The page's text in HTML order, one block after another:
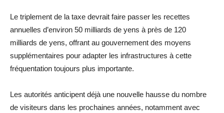
Le triplement de la taxe devrait faire passer les recettes
annuelles d’environ 50 milliards de yens à près de 120
milliards de yens, offrant au gouvernement des moyens
supplémentaires pour adapter les infrastructures à cette
fréquentation toujours plus importante.
Les autorités anticipent déjà une nouvelle hausse du nombre
de visiteurs dans les prochaines années, notamment avec